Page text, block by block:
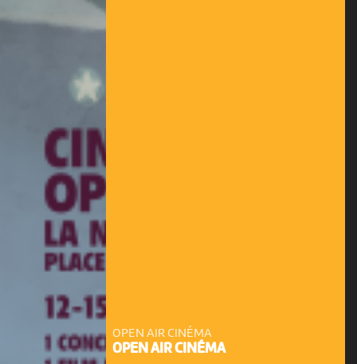
OPEN AIR CINÉMA
OPEN AIR CINÉMA